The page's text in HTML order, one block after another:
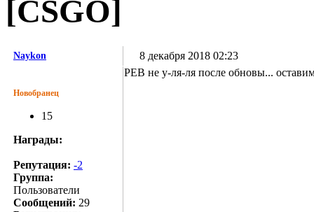
[CSGO]
Naykon 8 декабря 2018 02:23
Новобранец
15
Награды:
Репутация: -2
Группа:
Пользователи
Сообщений: 29
РЕВ не у-ля-ля после обновы...